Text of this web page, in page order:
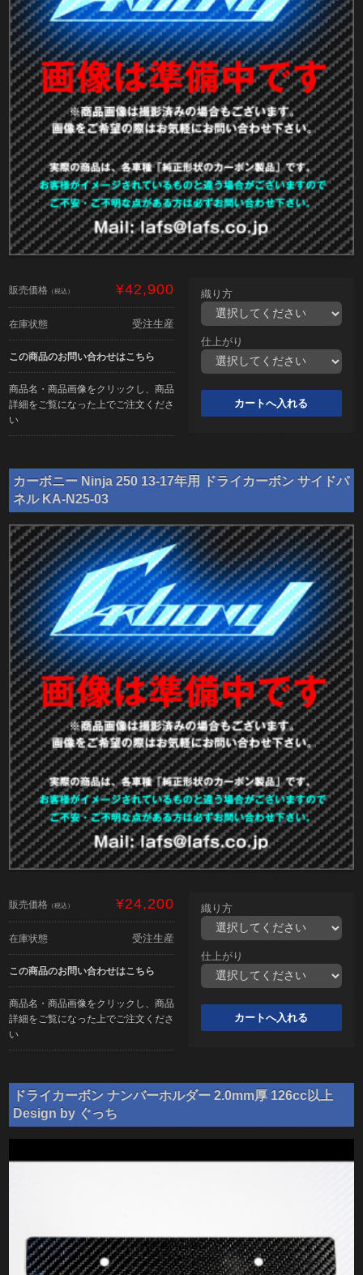
販売価格 （税込） ¥42,900
在庫状態 受注生産
この商品のお問い合わせはこちら
商品名・商品画像をクリックし、商品
詳細をご覧になった上でご注文くださ
い
織り方
仕上がり
カーボニー Ninja 250 13-17年用 ドライカーボン サイドパ
ネル KA-N25-03
販売価格 （税込） ¥24,200
在庫状態 受注生産
この商品のお問い合わせはこちら
商品名・商品画像をクリックし、商品
詳細をご覧になった上でご注文くださ
い
織り方
仕上がり
ドライカーボン ナンバーホルダー 2.0mm厚 126cc以上
Design by ぐっち